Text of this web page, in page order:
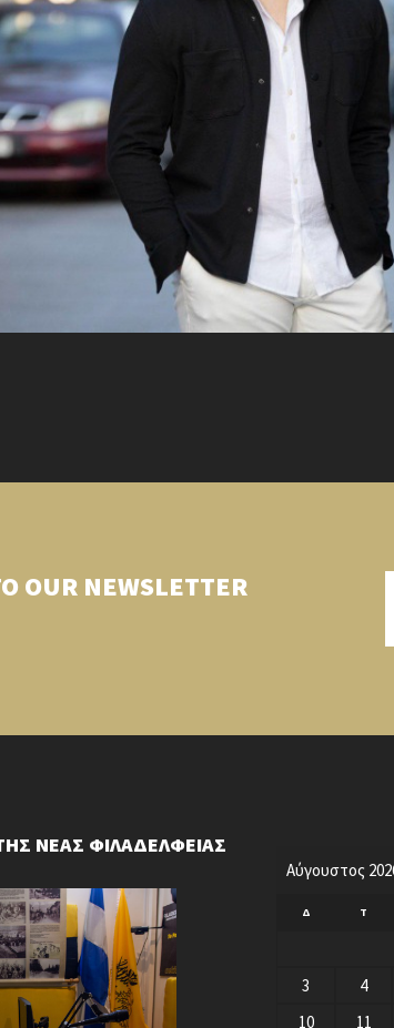
OUR NEWSLETTER
ΝΕΑΣ ΦΙΛΑΔΕΛΦΕΙΑΣ
Αύγουστος
Δ Τ
3
4
10
11